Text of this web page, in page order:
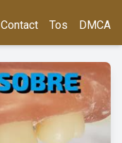
Contact Tos DMCA